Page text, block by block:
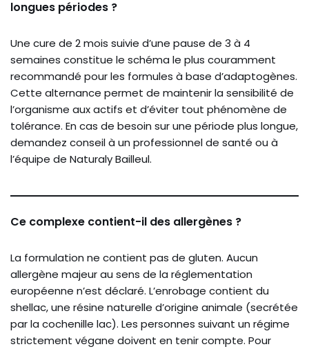
longues périodes ?
Une cure de 2 mois suivie d’une pause de 3 à 4
semaines constitue le schéma le plus couramment
recommandé pour les formules à base d’adaptogènes.
Cette alternance permet de maintenir la sensibilité de
l’organisme aux actifs et d’éviter tout phénomène de
tolérance. En cas de besoin sur une période plus longue,
demandez conseil à un professionnel de santé ou à
l’équipe de Naturaly Bailleul.
Ce complexe contient-il des allergènes ?
La formulation ne contient pas de gluten. Aucun
allergène majeur au sens de la réglementation
européenne n’est déclaré. L’enrobage contient du
shellac, une résine naturelle d’origine animale (secrétée
par la cochenille lac). Les personnes suivant un régime
strictement végane doivent en tenir compte. Pour